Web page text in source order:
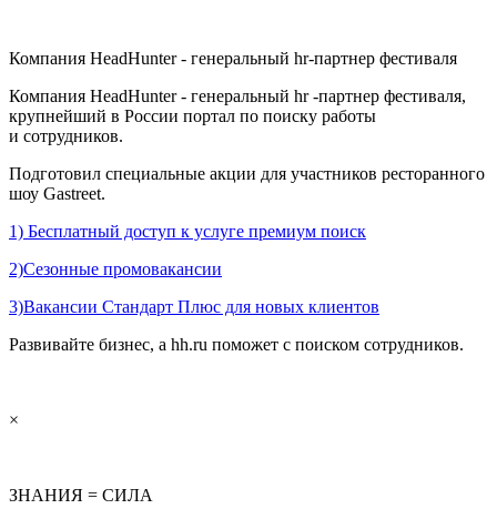
Компания HeadHunter - генеральный hr-партнер фестиваля
Компания HeadHunter - генеральный hr -партнер фестиваля,
крупнейший в России портал по поиску работы
и сотрудников.
Подготовил специальные акции для участников ресторанного
шоу Gastreet.
1) Бесплатный доступ к услуге премиум поиск
2)Сезонные промовакансии
3)Вакансии Стандарт Плюс для новых клиентов
Развивайте бизнес, а hh.ru поможет с поиском сотрудников.
×
ЗНАНИЯ = СИЛА